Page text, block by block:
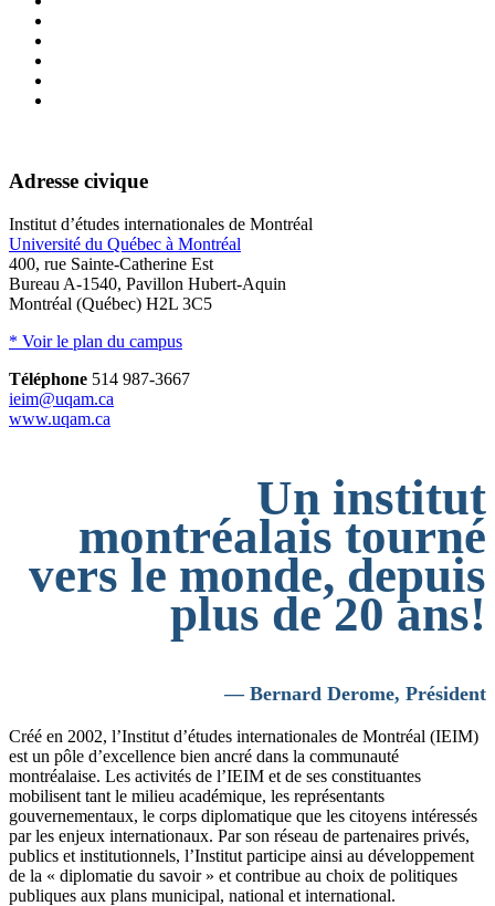
Adresse civique
Institut d’études internationales de Montréal
Université du Québec à Montréal
400, rue Sainte-Catherine Est
Bureau A-1540, Pavillon Hubert-Aquin
Montréal (Québec) H2L 3C5
* Voir le plan du campus
Téléphone 514 987-3667
ieim@uqam.ca
www.uqam.ca
Un institut
montréalais tourné
vers le monde, depuis
plus de 20 ans!
— Bernard Derome, Président
Créé en 2002, l’Institut d’études internationales de Montréal (IEIM)
est un pôle d’excellence bien ancré dans la communauté
montréalaise. Les activités de l’IEIM et de ses constituantes
mobilisent tant le milieu académique, les représentants
gouvernementaux, le corps diplomatique que les citoyens intéressés
par les enjeux internationaux. Par son réseau de partenaires privés,
publics et institutionnels, l’Institut participe ainsi au développement
de la « diplomatie du savoir » et contribue au choix de politiques
publiques aux plans municipal, national et international.